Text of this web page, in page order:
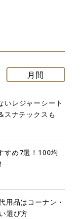
月間
いレジャーシート
ナテックスも
すめ7選！100均
用品はコーナン・
選び方